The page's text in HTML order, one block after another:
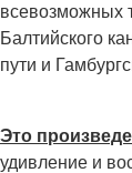
всевозможных
Балтийского
пути и
Это
удивление и